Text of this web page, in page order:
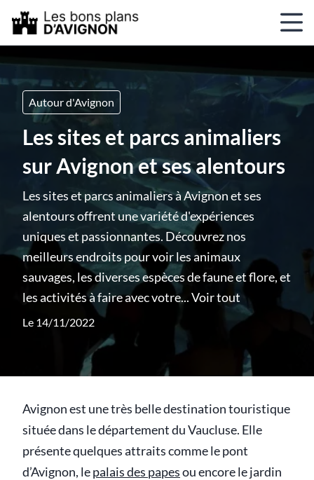
Autour d'Avignon
Les sites et parcs animaliers
sur Avignon et ses alentours
Les sites et parcs animaliers à Avignon et ses
alentours offrent une variété d'expériences
uniques et passionnantes. Découvrez nos
meilleurs endroits pour voir les animaux
sauvages, les diverses espèces de faune et flore, et
les activités à faire avec votre...Voir tout
Le 14/11/2022
Avignon est une très belle destination touristique
située dans le département du Vaucluse. Elle
présente quelques attraits comme le pont
d’Avignon, lepalais des papesou encore le jardin